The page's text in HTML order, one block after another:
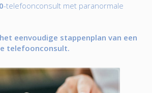
-telefoonconsult met paranormale
eenvoudige stappenplan van een
telefoonconsult.